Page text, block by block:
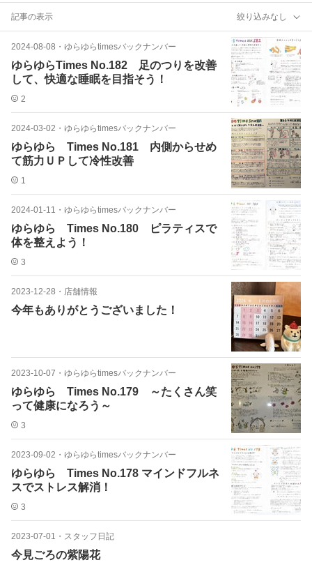
記事の表示 絞り込みなし
2024-08-08 ・ ゆらゆらtimesバックナンバー
ゆらゆらTimes No.182 足のつりを改善
して、快適な睡眠を目指そう！
2
2024-03-02 ・ ゆらゆらtimesバックナンバー
ゆらゆら Times No.181 内側からせめ
て筋力ＵＰして冷性改善
1
2024-01-11 ・ ゆらゆらtimesバックナンバー
ゆらゆら Times No.180 ピラティスで
体を整えよう！
3
2023-12-28 ・ 店舗情報
今年もありがとうございました！
2023-10-07 ・ ゆらゆらtimesバックナンバー
ゆらゆら Times No.179 ～たくさん笑
って健康になろう～
3
2023-09-02 ・ ゆらゆらtimesバックナンバー
ゆらゆら Times No.178 マインドフルネ
スでストレス解消！
3
2023-07-01 ・ スタッフ日記
今見ごろの紫陽花